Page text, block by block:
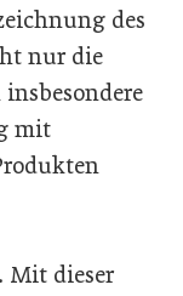
des
nur die
mit
Mit dieser